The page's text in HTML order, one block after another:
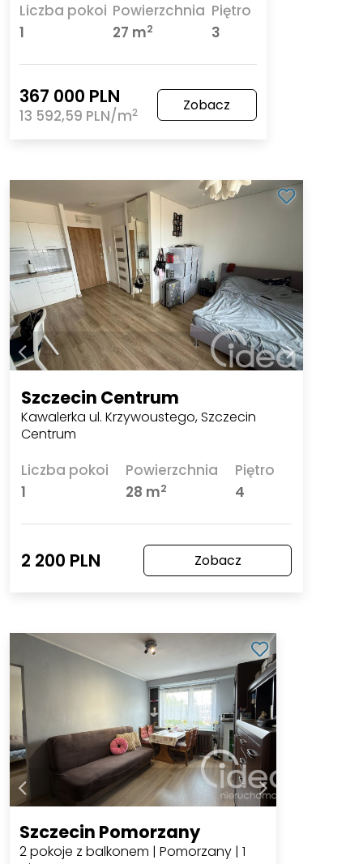
Liczba pokoi
1
Powierzchnia
27 m2
Piętro
3
367 000 PLN
13 592,59 PLN/m2 Zobacz
Szczecin Centrum
Kawalerka ul. Krzywoustego, Szczecin
Centrum
Liczba pokoi
1
Powierzchnia
28 m2
Piętro
4
2 200 PLN Zobacz
Szczecin Pomorzany
2 pokoje z balkonem | Pomorzany | 1